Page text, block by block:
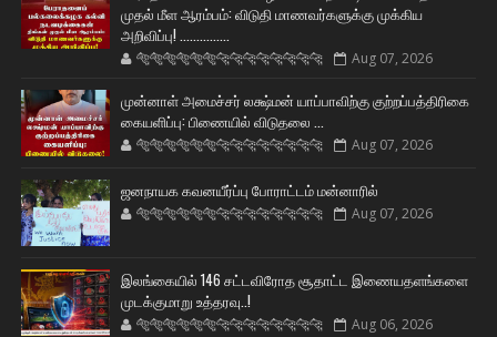
முதல் மீள ஆரம்பம்: விடுதி மாணவர்களுக்கு முக்கிய
அறிவிப்பு! ...............
🐅🐅🐅🐅🐅🐅🐆🐆🐆🐆🐆🐆🐆🐆 Aug 07, 2026
முன்னாள் அமைச்சர் லக்ஷ்மன் யாப்பாவிற்கு குற்றப்பத்திரிகை
கையளிப்பு: பிணையில் விடுதலை ...
🐅🐅🐅🐅🐅🐅🐆🐆🐆🐆🐆🐆🐆🐆 Aug 07, 2026
ஜனநாயக கவனயீர்ப்பு போராட்டம் மன்னாரில்
🐅🐅🐅🐅🐅🐅🐆🐆🐆🐆🐆🐆🐆🐆 Aug 07, 2026
இலங்கையில் 146 சட்டவிரோத சூதாட்ட இணையதளங்களை
முடக்குமாறு உத்தரவு..!
🐅🐅🐅🐅🐅🐅🐆🐆🐆🐆🐆🐆🐆🐆 Aug 06, 2026